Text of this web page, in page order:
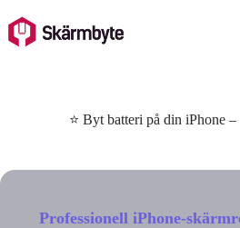
to
content
⭐ Byt batteri på din iPhone
Professionell iPhone-